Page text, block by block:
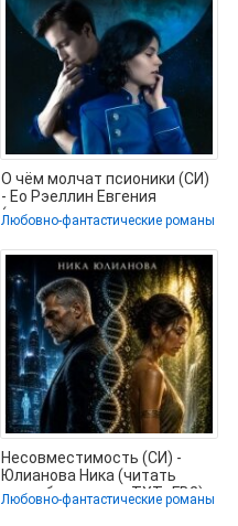
О чём молчат псионики (СИ)
- Ео Рэеллин Евгения
(читаемые книги читать
Любовно-фантастические романы
Несовместимость (СИ) -
Юлианова Ника (читать
книги бесплатно .TXT, .FB2)
Любовно-фантастические романы